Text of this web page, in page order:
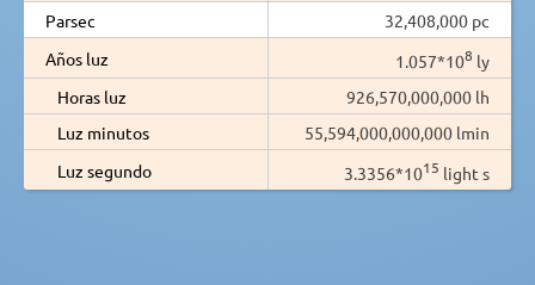
Parsec
32,408,000 pc
Años luz
1.057*108 ly
Horas luz
926,570,000,000 lh
Luz minutos
55,594,000,000,000 lmin
Luz segundo
3.3356*1015 light s